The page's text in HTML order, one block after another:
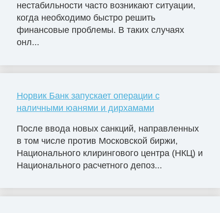
нестабильности часто возникают ситуации,
когда необходимо быстро решить
финансовые проблемы. В таких случаях
онл...
Норвик Банк запускает операции с
наличными юанями и дирхамами
После ввода новых санкций, направленных
в том числе против Московской биржи,
Национального клирингового центра (НКЦ) и
Национального расчетного депоз...